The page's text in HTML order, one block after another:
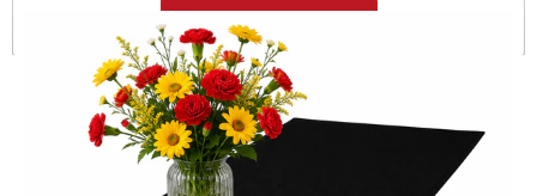
Dodaj do koszyka